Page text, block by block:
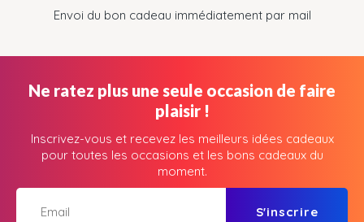
Envoi du bon cadeau immédiatement par mail
Ne ratez plus une seule occasion de faire
plaisir !
Inscrivez-vous et recevez les meilleurs idées cadeaux
pour toutes les occasions et les bons cadeaux du
moment.
S'inscrire